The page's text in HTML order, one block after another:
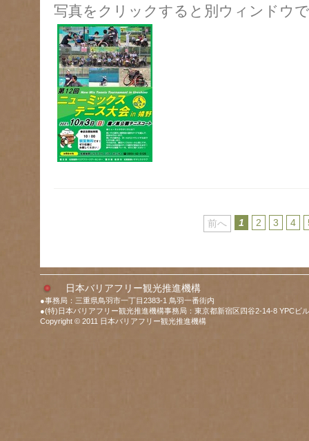
写真をクリックすると別ウィンドウ
前へ 1 2 3 4
日本バリアフリー観光推進機構
●事務局：三重県鳥羽市一丁目2383-1 鳥羽一番街内
●(特)日本バリアフリー観光推進機構事務局：東京都新宿区四谷2-14-8 YPCビ
Copyright © 2011 日本バリアフリー観光推進機構